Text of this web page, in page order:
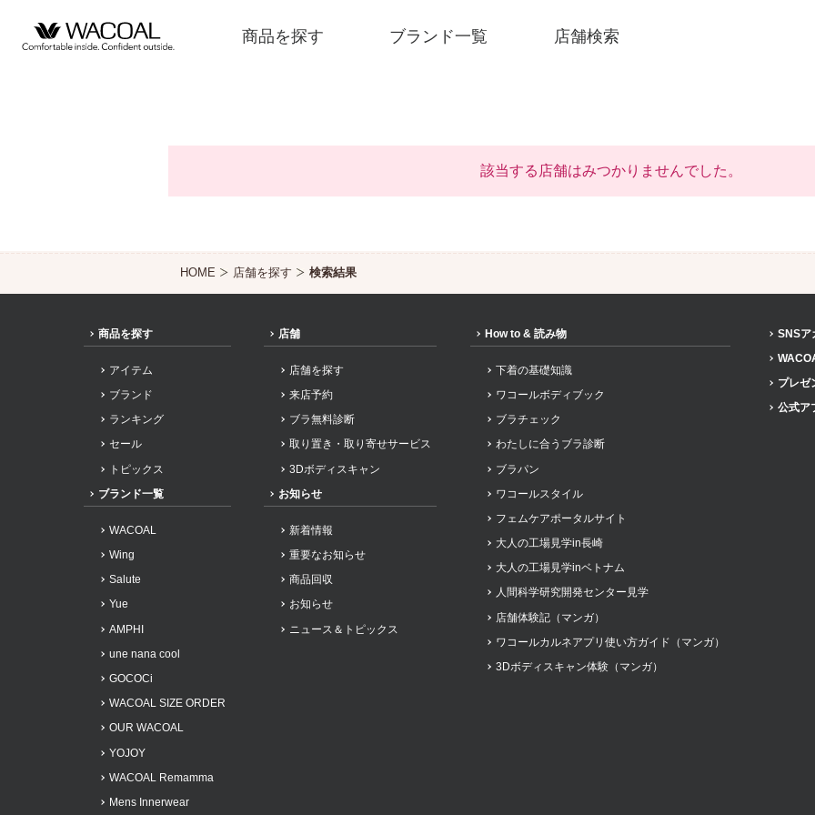
商品を探す ブランド一覧 店舗検索
店舗検索
重要なお知らせ
お知らせ
ワコールウェブストア
公式アプリ
企業情報
SNSアカウント一覧
プレゼント・キャンペー
お問い合わせ
よくあるご質問
該当する店舗はみつかりませんでした。
HOME 店舗を探す 検索結果
商品を探す
アイテム
ブランド
ランキング
セール
トピックス
ブランド一覧
WACOAL
Wing
Salute
Yue
AMPHI
une nana cool
GOCOCi
WACOAL SIZE ORDER
OUR WACOAL
YOJOY
WACOAL Remamma
Mens Innerwear
店舗
店舗を探す
来店予約
ブラ無料診断
取り置き・取り寄せサービス
3Dボディスキャン
お知らせ
新着情報
重要なお知らせ
商品回収
お知らせ
ニュース＆トピックス
How to & 読み物
下着の基礎知識
ワコールボディブック
ブラチェック
わたしに合うブラ診断
ブラパン
ワコールスタイル
フェムケアポータルサイト
大人の工場見学in長崎
大人の工場見学inベトナム
人間科学研究開発センター見学
店舗体験記（マンガ）
ワコールカルネアプリ使い方ガイド（マンガ）
3Dボディスキャン体験（マンガ）
SNSア
プレゼ
公式ア